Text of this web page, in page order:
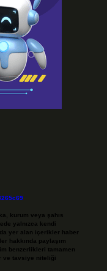
kurum veya şahıs
yalnızca kendi
yer alan içerikler haber
hakkında paylaşım
benzerlikleri tamamen
ve tavsiye niteliği